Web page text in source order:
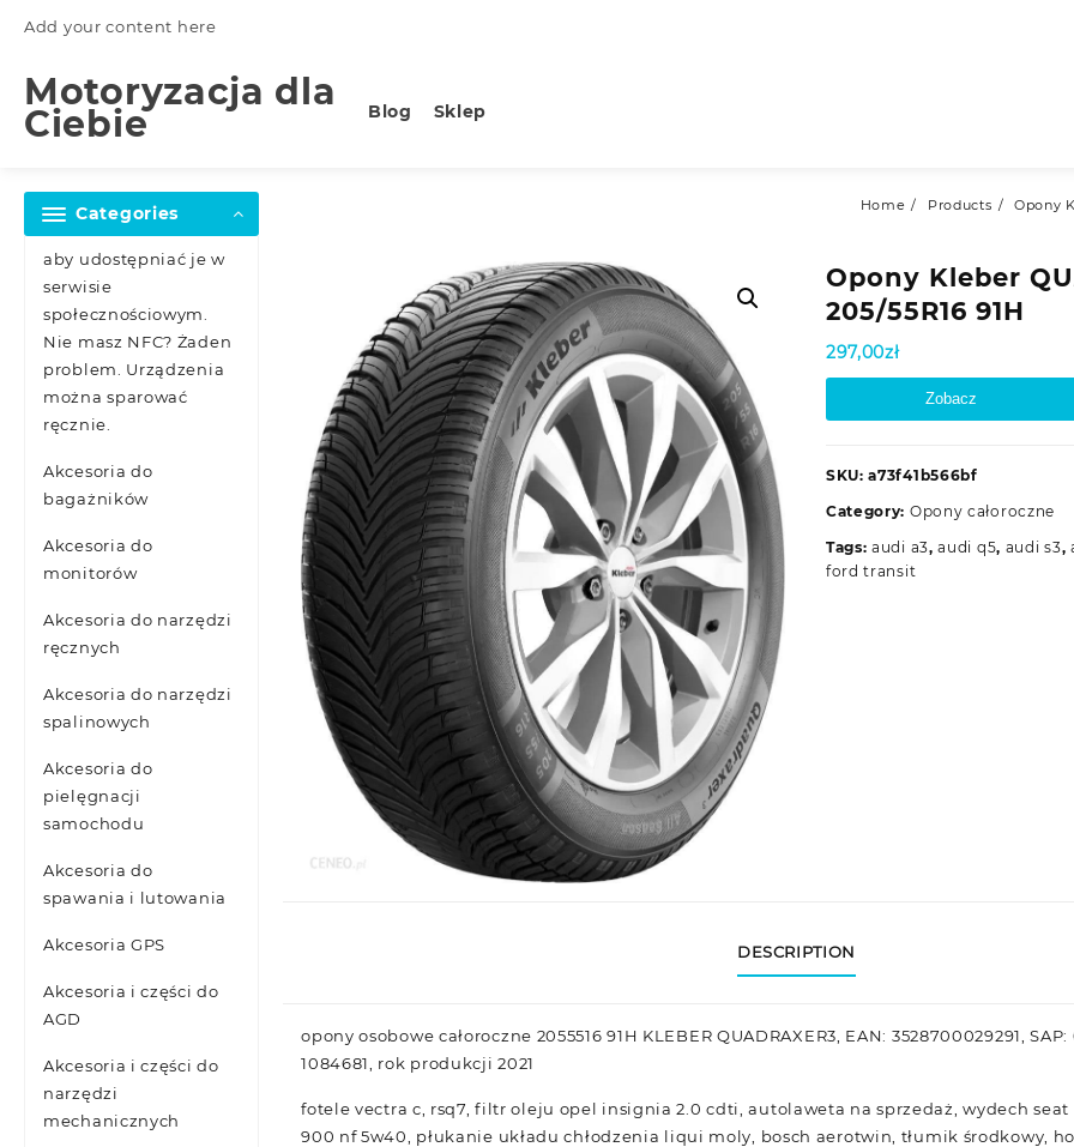
Add your content here
Motoryzacja dla
Ciebie Blog Sklep
Categories
aby udostępniać je w
serwisie
społecznościowym.
Nie masz NFC? Żaden
problem. Urządzenia
można sparować
ręcznie.
Akcesoria do
bagażników
Akcesoria do
monitorów
Akcesoria do narzędzi
ręcznych
Akcesoria do narzędzi
spalinowych
Akcesoria do
pielęgnacji
samochodu
Akcesoria do
spawania i lutowania
Akcesoria GPS
Akcesoria i części do
AGD
Akcesoria i części do
narzędzi
mechanicznych
Home Products Opony
Opony Kleber
205/55R16 91H
297,00zł
Zobacz
SKU:a73f41b566bf
Category: Opony całoroczne
Tags:audi a3,audi q5, audi s3,
ford transit
DESCRIPTION
opony osobowe całoroczne 2055516 91H KLEBER QUADRAXER3, EAN: 3528700029291,
1084681, rok produkcji 2021
fotele vectra c, rsq7, filtr oleju opel insignia 2.0 cdti, autolaweta na sprzedaż, wydech
900 nf 5w40, płukanie układu chłodzenia liqui moly, bosch aerotwin, tłumik środkowy,